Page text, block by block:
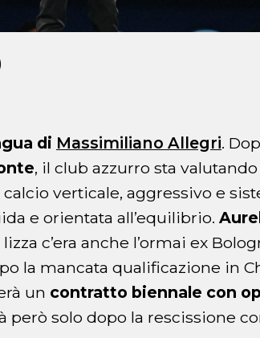
di Massimiliano Allegri.
, il club azzurro sta
verticale, aggressivo e
e orientata all’equilibrio.
lizza c’era anche l’ormai ex
la mancata qualificazione in
un contratto biennale con
però solo dopo la rescissione